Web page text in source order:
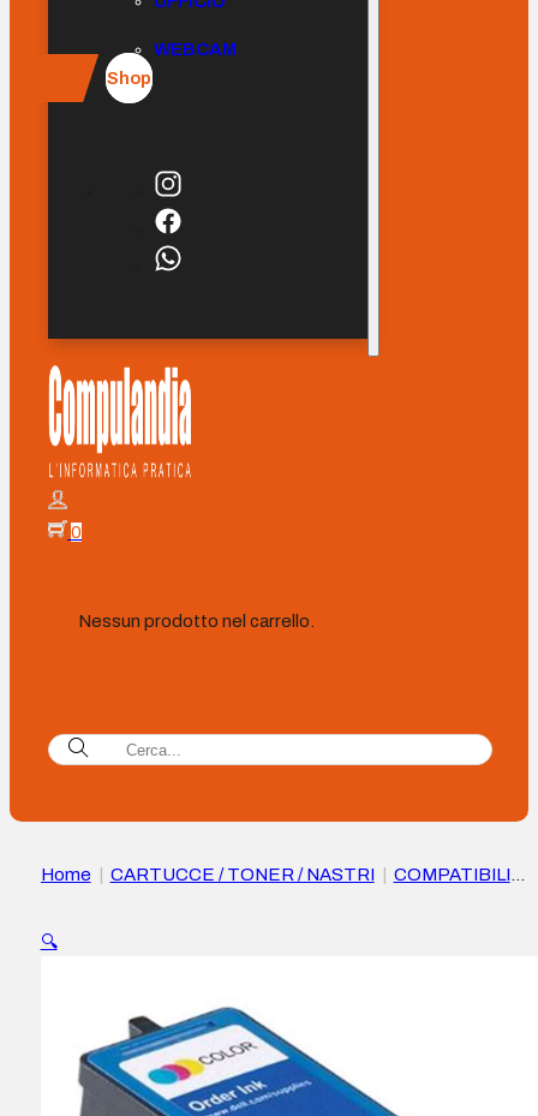
WEBCAM
Shop
0
Nessun prodotto nel carrello.
Home CARTUCCE / TONER / NASTRI
COMPATIBILI
(11 Seriale) – Sostituisce 592-10276/592-10328
🔍